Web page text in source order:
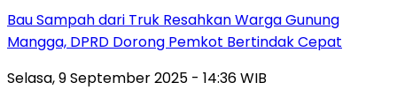
Bau Sampah dari Truk Resahkan Warga Gunung
Mangga, DPRD Dorong Pemkot Bertindak Cepat
Selasa, 9 September 2025 - 14:36 WIB